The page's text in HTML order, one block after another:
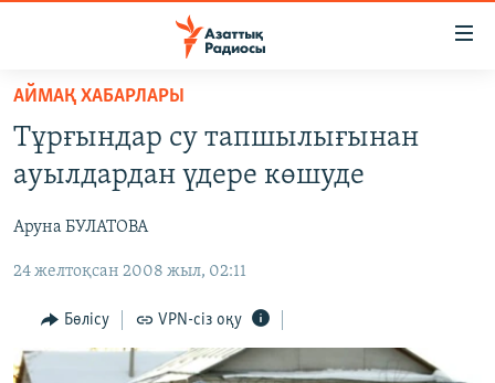
Skip
main
content
Skip
to
Navigation
Search
САЯСАТ
AZATTYQTV
ҚАҢТАР ОҚИҒАСЫ
АДАМ ҚҰҚЫҚТАРЫ
ӘЛЕУМЕТ
ӘЛЕМ
АЙМАҚ ХАБАРЛАРЫ
Тұрғындар су тапшылығынан
ауылдардан үдере көшуде
Аруна БУЛАТОВА
24 желтоқсан 2008 жыл, 02:11
Бөлісу VPN-сіз оқу